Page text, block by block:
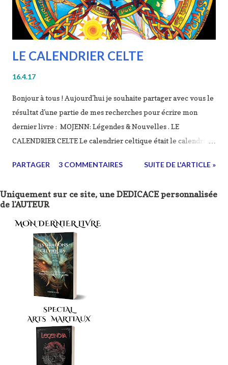
LE CALENDRIER CELTE
16.4.17
Bonjour à tous ! Aujourd'hui je souhaite partager avec vous le
résultat d'une partie de mes recherches pour écrire mon
dernier livre : MOJENN: Légendes & Nouvelles . LE
CALENDRIER CELTE Le calendrier celtique était le calendrier
l’année celtique était rythmée par quatre grandes fêtes
Samain au 31 octobre ou 1er novembre (selon notre
moindre importance : Imbolc le 1er ou le 2 février et
Lugnasad le 1er août. La source majeure qui nous renseigne
sur le calendrier celtique est le calendrier de Coligny, qui
date de l'époque gallo-romaine. Les fêtes du calendrier,
symbolisées par les huit rayons d’une roue, marquaient les
moments importants de l’activité humaine et d’une aventure
eschatologique liés à l’année. Solstices et équinoxes,
représentés par quatre rayons, formaient les deux ...
PARTAGER 3 COMMENTAIRES SUITE DE L'ARTICLE »
Uniquement sur ce site, une DEDICACE personnalisée
de l'AUTEUR